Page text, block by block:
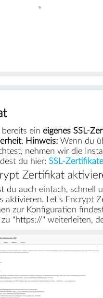
ein eigenes SSL-
. Hinweis:Wenn du
nehmen wir die
du hier: SSL-Zertifikate
Zertifikat
du auch einfach, schnell
Let's Encrypt
zur Konfiguration
"https://" weiterleiten,